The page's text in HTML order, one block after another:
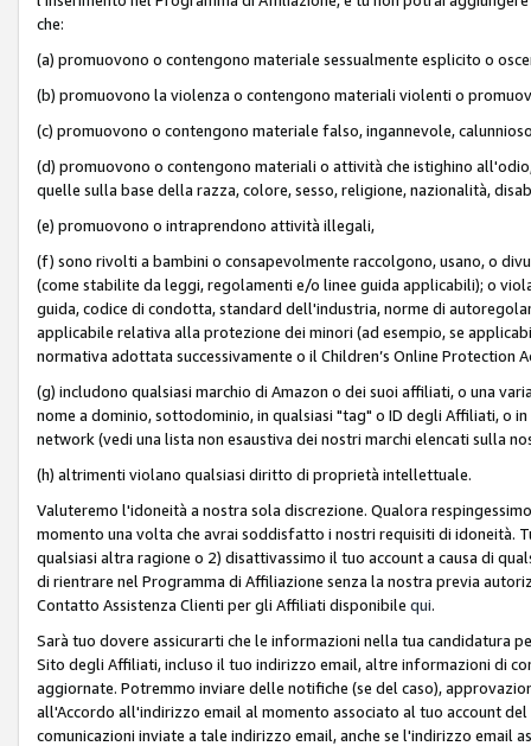
che:
(a) promuovono o contengono materiale sessualmente esplicito o
(b) promuovono la violenza o contengono materiali violenti o
(c) promuovono o contengono materiale falso, ingannevole,
(d) promuovono o contengono materiali o attività che istighino
quelle sulla base della razza, colore, sesso, religione, nazionalità,
(e) promuovono o intraprendono attività illegali,
(f) sono rivolti a bambini o consapevolmente raccolgono, usano, o
(come stabilite da leggi, regolamenti e/o linee guida applicabili); o
guida, codice di condotta, standard dell'industria, norme di
applicabile relativa alla protezione dei minori (ad esempio, se
normativa adottata successivamente o il Children’s Online Protection
(g) includono qualsiasi marchio di Amazon o dei suoi affiliati, o una
nome a dominio, sottodominio, in qualsiasi "tag" o ID degli Affiliati, o
network (vedi una lista non esaustiva dei nostri marchi elencati sulla
(h) altrimenti violano qualsiasi diritto di proprietà intellettuale.
Valuteremo l'idoneità a nostra sola discrezione. Qualora
momento una volta che avrai soddisfatto i nostri requisiti di idoneità.
qualsiasi altra ragione o 2) disattivassimo il tuo account a causa di
di rientrare nel Programma di Affiliazione senza la nostra previa
Contatto Assistenza Clienti per gli Affiliati disponibile qui.
Sarà tuo dovere assicurarti che le informazioni nella tua candidatura
Sito degli Affiliati, incluso il tuo indirizzo email, altre informazioni di
aggiornate. Potremmo inviare delle notifiche (se del caso),
all'Accordo all'indirizzo email al momento associato al tuo account
comunicazioni inviate a tale indirizzo email, anche se l'indirizzo email